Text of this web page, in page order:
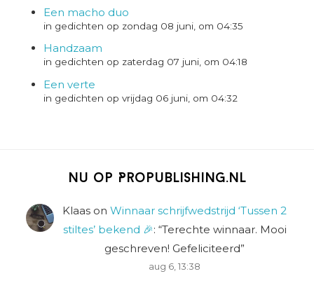
Een macho duo
in gedichten op zondag 08 juni, om 04:35
Handzaam
in gedichten op zaterdag 07 juni, om 04:18
Een verte
in gedichten op vrijdag 06 juni, om 04:32
Nu op Propublishing.nl
Klaas on Winnaar schrijfwedstrijd ‘Tussen 2
stiltes’ bekend 🎉: “Terechte winnaar. Mooi
geschreven! Gefeliciteerd”
aug 6, 13:38